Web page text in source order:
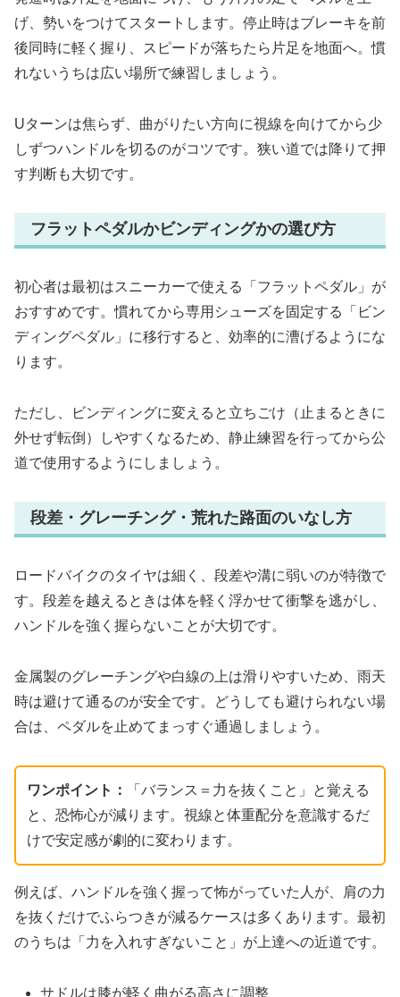
げ、勢いをつけてスタートします。停止時はブレーキを前
後同時に軽く握り、スピードが落ちたら片足を地面へ。慣
れないうちは広い場所で練習しましょう。
Uターンは焦らず、曲がりたい方向に視線を向けてから少
しずつハンドルを切るのがコツです。狭い道では降りて押
す判断も大切です。
フラットペダルかビンディングかの選び方
初心者は最初はスニーカーで使える「フラットペダル」が
おすすめです。慣れてから専用シューズを固定する「ビン
ディングペダル」に移行すると、効率的に漕げるようにな
ります。
ただし、ビンディングに変えると立ちごけ（止まるときに
外せず転倒）しやすくなるため、静止練習を行ってから公
道で使用するようにしましょう。
段差・グレーチング・荒れた路面のいなし方
ロードバイクのタイヤは細く、段差や溝に弱いのが特徴で
す。段差を越えるときは体を軽く浮かせて衝撃を逃がし、
ハンドルを強く握らないことが大切です。
金属製のグレーチングや白線の上は滑りやすいため、雨天
時は避けて通るのが安全です。どうしても避けられない場
合は、ペダルを止めてまっすぐ通過しましょう。
ワンポイント：
「バランス＝力を抜くこと」と覚える
と、恐怖心が減ります。視線と体重配分を意識するだ
けで安定感が劇的に変わります。
例えば、ハンドルを強く握って怖がっていた人が、肩の力
を抜くだけでふらつきが減るケースは多くあります。最初
のうちは「力を入れすぎないこと」が上達への近道です。
サドルは膝が軽く曲がる高さに調整